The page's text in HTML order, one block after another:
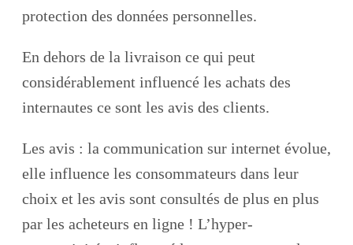
protection des données personnelles.
En dehors de la livraison ce qui peut
considérablement influencé les achats des
internautes ce sont les avis des clients.
Les avis : la communication sur internet évolue,
elle influence les consommateurs dans leur
choix et les avis sont consultés de plus en plus
par les acheteurs en ligne ! L’hyper-